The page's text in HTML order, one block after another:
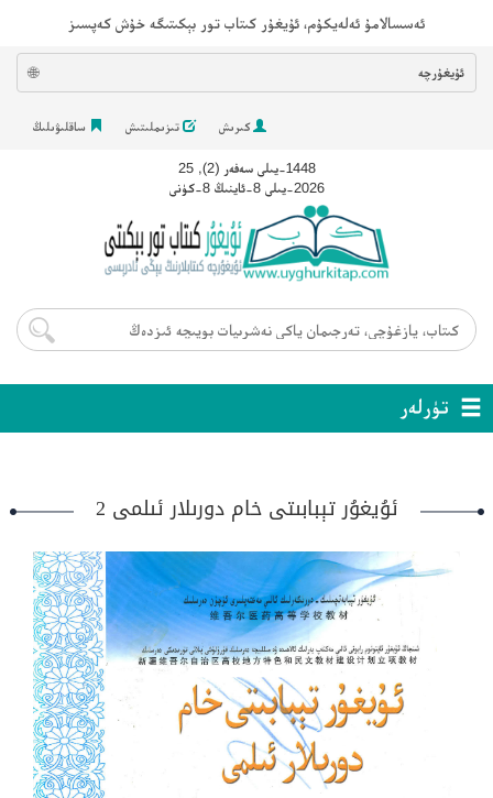
ئەسسالامۇ ئەلەيكۇم، ئۇيغۇر كىتاب تور بېكىتىگە خۇش كەپسىز
ئۇيغۇرچە 🌐
كىرىش تىزىملىتىش ساقلىۋىلىڭ
1448-يىلى سەفەر (2), 25
2026-يىلى 8-ئاينىڭ 8-كۈنى
تۈرلەر
ئۇيغۇر تېبابىتى خام دورىلار ئىلمى 2